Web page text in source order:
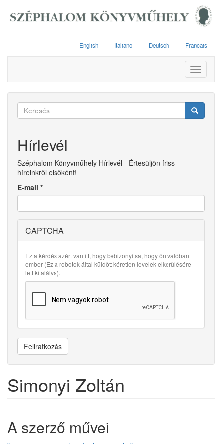
English Italiano Deutsch Francais
Toggle
Keresés
Hírlevél
Széphalom Könyvműhely Hírlevél - Értesüljön friss
híreinkről elsőként!
E-mail *
CAPTCHA
Ez a kérdés azért van itt, hogy bebizonyítsa, hogy ön valóban
ember (Ez a robotok által küldött kéretlen levelek elkerülésére
lett kitalálva).
Feliratkozás
Simonyi Zoltán
A szerző művei